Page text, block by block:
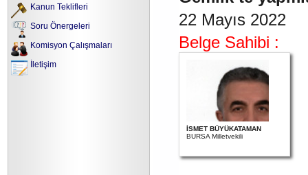
Kanun Teklifleri
Soru Önergeleri
Komisyon Çalışmaları
İletişim
22 Mayıs 2022
Belge Sahibi :
İSMET BÜYÜKATAMAN
BURSA Milletvekili